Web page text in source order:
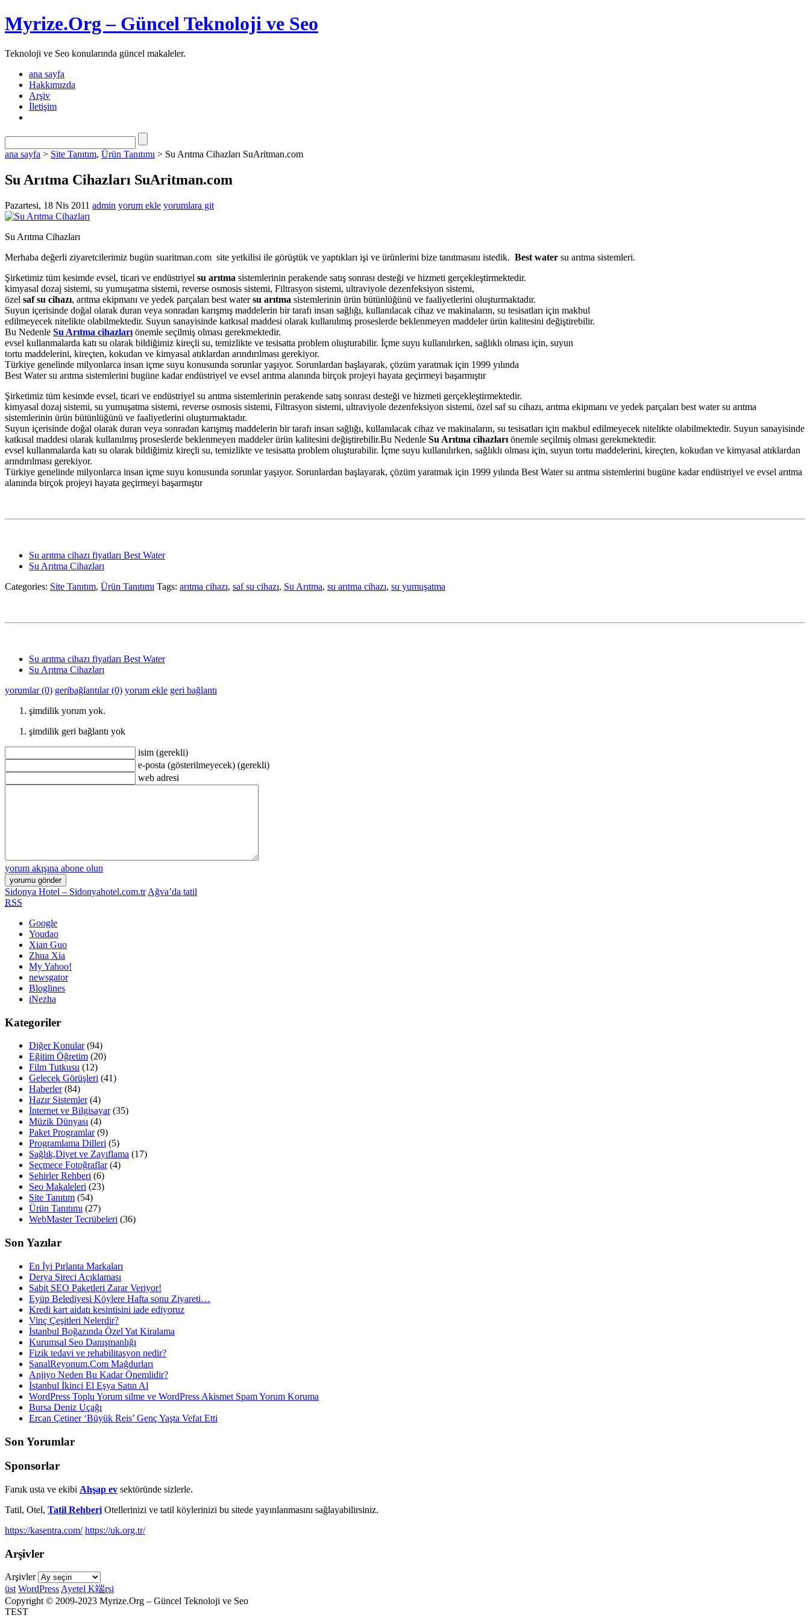
Myrize.Org – Güncel Teknoloji ve Seo
Teknoloji ve Seo konularında güncel makaleler.
ana sayfa
Hakkımızda
Arşiv
İletişim
ana sayfa > Site Tanıtım, Ürün Tanıtımı > Su Arıtma Cihazları SuAritman.com
Su Arıtma Cihazları SuAritman.com
Pazartesi, 18 Nis 2011 admin yorum ekle yorumlara git
Su Arıtma Cihazları
Merhaba değerli ziyaretcilerimiz bugün suaritman.com site yetkilisi ile görüştük ve yaptıkları işi ve ürünlerini bize tanıtmasını istedik. Best water su arıtma sistemleri.
Şirketimiz tüm kesimde evsel, ticari ve endüstriyel su arıtma sistemlerinin perakende satış sonrası desteği ve hizmeti gerçekleştirmektedir.
kimyasal dozaj sistemi, su yumuşatma sistemi, reverse osmosis sistemi, Filtrasyon sistemi, ultraviyole dezenfeksiyon sistemi,
özel saf su cihazı, arıtma ekipmanı ve yedek parçaları best watersu arıtma sistemlerinin ürün bütünlüğünü ve faaliyetlerini oluşturmaktadır.
Suyun içerisinde doğal olarak duran veya sonradan karışmış maddelerin bir tarafı insan sağlığı, kullanılacak cihaz ve makinaların, su tesisatları için makbul
edilmeyecek nitelikte olabilmektedir. Suyun sanayisinde katkısal maddesi olarak kullanılmış proseslerde beklenmeyen maddeler ürün kalitesini değiştirebilir.
Bu Nedenle Su Arıtma cihazları önemle seçilmiş olması gerekmektedir.
evsel kullanmalarda katı su olarak bildiğimiz kireçli su, temizlikte ve tesisatta problem oluşturabilir. İçme suyu kullanılırken, sağlıklı olması için, suyun
tortu maddelerini, kireçten, kokudan ve kimyasal atıklardan arındırılması gerekiyor.
Türkiye genelinde milyonlarca insan içme suyu konusunda sorunlar yaşıyor. Sorunlardan başlayarak, çözüm yaratmak için 1999 yılında
Best Water su arıtma sistemlerini bugüne kadar endüstriyel ve evsel arıtma alanında birçok projeyi hayata geçirmeyi başarmıştır
Şirketimiz tüm kesimde evsel, ticari ve endüstriyel su arıtma sistemlerinin perakende satış sonrası desteği ve hizmeti gerçekleştirmektedir.
kimyasal dozaj sistemi, su yumuşatma sistemi, reverse osmosis sistemi, Filtrasyon sistemi, ultraviyole dezenfeksiyon sistemi, özel saf su cihazı, arıtma ekipmanı ve yedek parçaları best water su arıtma
sistemlerinin ürün bütünlüğünü ve faaliyetlerini oluşturmaktadır.
Suyun içerisinde doğal olarak duran veya sonradan karışmış maddelerin bir tarafı insan sağlığı, kullanılacak cihaz ve makinaların, su tesisatları için makbul edilmeyecek nitelikte olabilmektedir. Suyun sanayisinde
katkısal maddesi olarak kullanılmış proseslerde beklenmeyen maddeler ürün kalitesini değiştirebilir.Bu Nedenle Su Arıtma cihazları önemle seçilmiş olması gerekmektedir.
evsel kullanmalarda katı su olarak bildiğimiz kireçli su, temizlikte ve tesisatta problem oluşturabilir. İçme suyu kullanılırken, sağlıklı olması için, suyun tortu maddelerini, kireçten, kokudan ve kimyasal atıklardan
arındırılması gerekiyor.
Türkiye genelinde milyonlarca insan içme suyu konusunda sorunlar yaşıyor. Sorunlardan başlayarak, çözüm yaratmak için 1999 yılında Best Water su arıtma sistemlerini bugüne kadar endüstriyel ve evsel arıtma
alanında birçok projeyi hayata geçirmeyi başarmıştır
Su arıtma cihazı fiyatları Best Water
Su Arıtma Cihazları
Categories: Site Tanıtım, Ürün Tanıtımı Tags: arıtma cihazı, saf su cihazı, Su Arıtma, su arıtma cihazı, su yumuşatma
Su arıtma cihazı fiyatları Best Water
Su Arıtma Cihazları
yorumlar (0) geribağlantılar (0) yorum ekle geri bağlantı
şimdilik yorum yok.
şimdilik geri bağlantı yok
isim (gerekli)
e-posta (gösterilmeyecek) (gerekli)
web adresi
yorum akışına abone olun
Sidonya Hotel – Sidonyahotel.com.tr Ağva’da tatil
RSS
Google
Youdao
Xian Guo
Zhua Xia
My Yahoo!
newsgator
Bloglines
iNezha
Kategoriler
Diğer Konular(94)
Eğitim Öğretim (20)
Film Tutkusu (12)
Gelecek Görüşleri (41)
Haberler(84)
Hazır Sistemler(4)
İnternet ve Bilgisayar(35)
Müzik Dünyası (4)
Paket Programlar(9)
Programlama Dilleri (5)
Sağlık,Diyet ve Zayıflama (17)
Seçmece Fotoğraflar(4)
Şehirler Rehberi (6)
Seo Makaleleri (23)
Site Tanıtım (54)
Ürün Tanıtımı (27)
WebMaster Tecrübeleri (36)
Son Yazılar
En İyi Pırlanta Markaları
Derya Şireci Açıklaması
Sabit SEO Paketleri Zarar Veriyor!
Eyüp Belediyesi Köylere Hafta sonu Ziyareti…
Kredi kart aidatı kesintisini iade ediyoruz
Vinç Çeşitleri Nelerdir?
İstanbul Boğazında Özel Yat Kiralama
Kurumsal Seo Danışmanlığı
Fizik tedavi ve rehabilitasyon nedir?
SanalReyonum.Com Mağdurları
Anjiyo Neden Bu Kadar Önemlidir?
İstanbul İkinci El Eşya Satın Al
WordPress Toplu Yorum silme ve WordPress Akismet Spam Yorum Koruma
Bursa Deniz Uçağı
Ercan Çetiner ‘Büyük Reis’ Genç Yaşta Vefat Etti
Son Yorumlar
Sponsorlar
Faruk usta ve ekibi Ahşap ev sektöründe sizlerle.
Tatil, Otel, Tatil Rehberi Otellerinizi ve tatil köylerinizi bu sitede yayınlanmasını sağlayabilirsiniz.
https://kasentra.com/ https://uk.org.tr/
Arşivler
Arşivler
üst WordPressAyetel K端rsi
Copyright © 2009-2023 Myrize.Org – Güncel Teknoloji ve Seo
TEST